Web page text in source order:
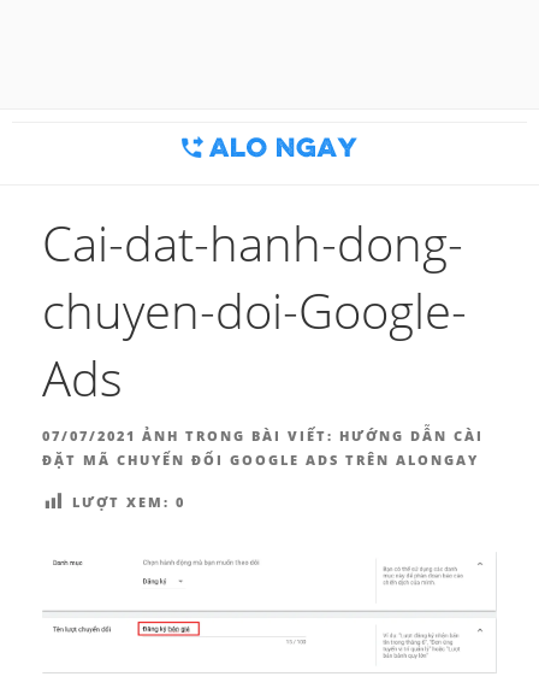
Cai-dat-hanh-dong-
chuyen-doi-Google-
Ads
ĐĂNG
TRONG
07/07/2021 ẢNH TRONG BÀI VIẾT: HƯỚNG DẪN CÀI
ĐẶT MÃ CHUYỂN ĐỔI GOOGLE ADS TRÊN ALONGAY
LƯỢT XEM: 0